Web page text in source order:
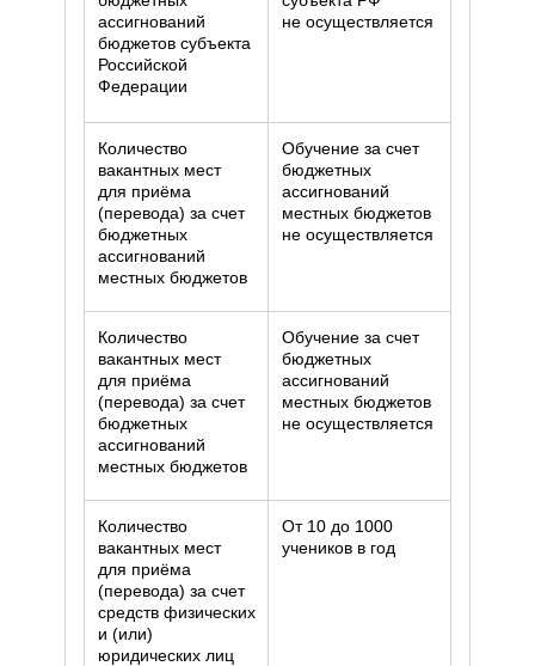
ассигнований
бюджетов субъекта
Российской
Федерации
не осуществляется
Количество
вакантных мест
для приёма
(перевода) за счет
бюджетных
ассигнований
местных бюджетов
Обучение за счет
бюджетных
ассигнований
местных бюджетов
не осуществляется
Количество
вакантных мест
для приёма
(перевода) за счет
бюджетных
ассигнований
местных бюджетов
Обучение за счет
бюджетных
ассигнований
местных бюджетов
не осуществляется
Количество
вакантных мест
для приёма
(перевода) за счет
средств физических
и (или)
юридических лиц
От 10 до 1000
учеников в год